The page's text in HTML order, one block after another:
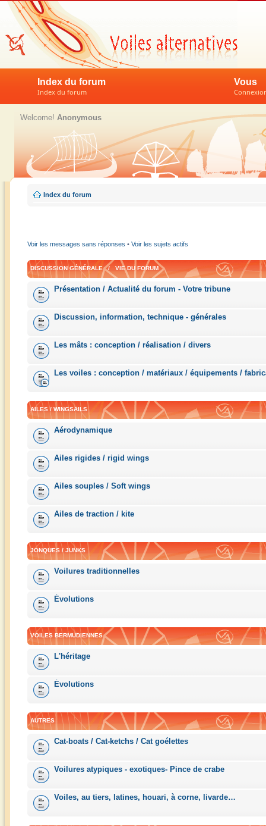
Index du forum
Index du forum
Vous
Welcome! Anonymous
Index du forum
Voir les messages sans réponses • Voir les sujets actifs
DISCUSSION GÉNÉRALE / VIE DU FORUM
Présentation / Actualité du forum - Votre tribune
Discussion, information, technique - générales
Les mâts : conception / réalisation / divers
Les voiles : conception / matériaux / équipements /
AILES / WINGSAILS
Aérodynamique
Ailes rigides / rigid wings
Ailes souples / Soft wings
Ailes de traction / kite
JONQUES / JUNKS
Voilures traditionnelles
Évolutions
VOILES BERMUDIENNES
L'héritage
Évolutions
AUTRES
Cat-boats / Cat-ketchs / Cat goélettes
Voilures atypiques - exotiques- Pince de crabe
Voiles, au tiers, latines, houari, à corne, livarde…